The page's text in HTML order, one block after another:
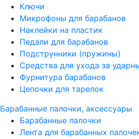
Ключи
Микрофоны для барабанов
Наклейки на пластик
Педали для барабанов
Подструнники (пружины)
Средства для ухода за
Фурнитура барабанов
Цепочки для тарелок
Барабанные палочки, аксессуары
Барабанные палочки
Лента для барабанных